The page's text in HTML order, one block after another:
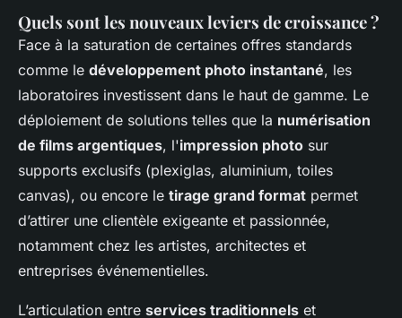
Quels sont les nouveaux leviers de croissance ?
Face à la saturation de certaines offres standards
comme le développement photo instantané, les
laboratoires investissent dans le haut de gamme. Le
déploiement de solutions telles que la numérisation
de films argentiques, l'impression photo sur
supports exclusifs (plexiglas, aluminium, toiles
canvas), ou encore le tirage grand format permet
d’attirer une clientèle exigeante et passionnée,
notamment chez les artistes, architectes et
entreprises événementielles.
L’articulation entre services traditionnels et